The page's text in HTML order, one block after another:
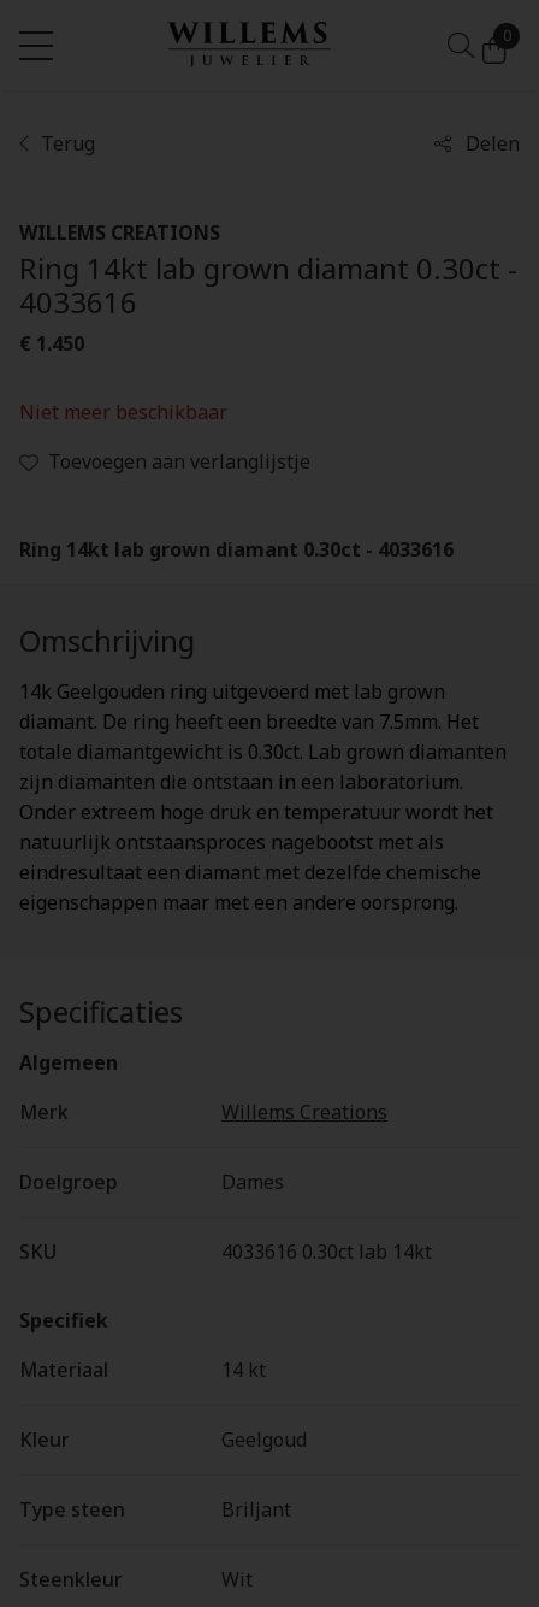
0
Terug Delen
WILLEMS CREATIONS
Ring 14kt lab grown diamant 0.30ct -
4033616
€ 1.450
Niet meer beschikbaar
Toevoegen aan verlanglijstje
Ring 14kt lab grown diamant 0.30ct - 4033616
Omschrijving
14k Geelgouden ring uitgevoerd met lab grown
diamant. De ring heeft een breedte van 7.5mm. Het
totale diamantgewicht is 0.30ct. Lab grown diamanten
zijn diamanten die ontstaan in een laboratorium.
Onder extreem hoge druk en temperatuur wordt het
natuurlijk ontstaansproces nagebootst met als
eindresultaat een diamant met dezelfde chemische
eigenschappen maar met een andere oorsprong.
Specificaties
Algemeen
Merk
Willems Creations
Doelgroep Dames
SKU 4033616 0.30ct lab 14kt
Specifiek
Materiaal
14 kt
Kleur Geelgoud
Type steen Briljant
Steenkleur Wit